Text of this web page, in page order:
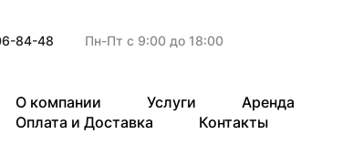
84-48 Пн-Пт с 9:00 до 18:00
О компании Услуги
Аренда
Оплата и Доставка
Контакты